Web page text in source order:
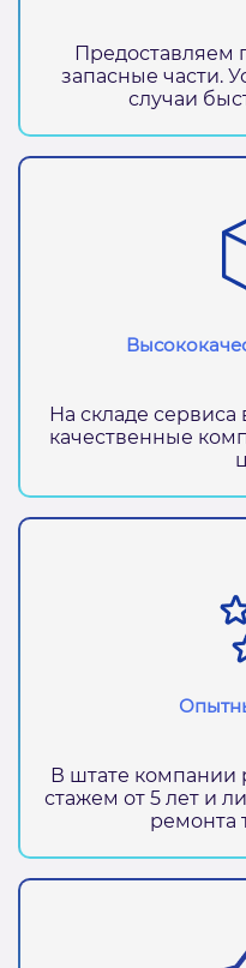
Предоставляем
запасные части.
случаи
На складе сервиса
качественные
В штате компании
стажем от 5 лет и
ремонта